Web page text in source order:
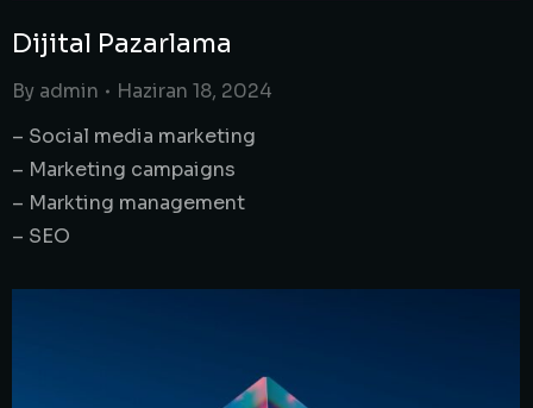
Dijital Pazarlama
By admin
Haziran 18, 2024
– Social media marketing
– Marketing campaigns
– Markting management
– SEO